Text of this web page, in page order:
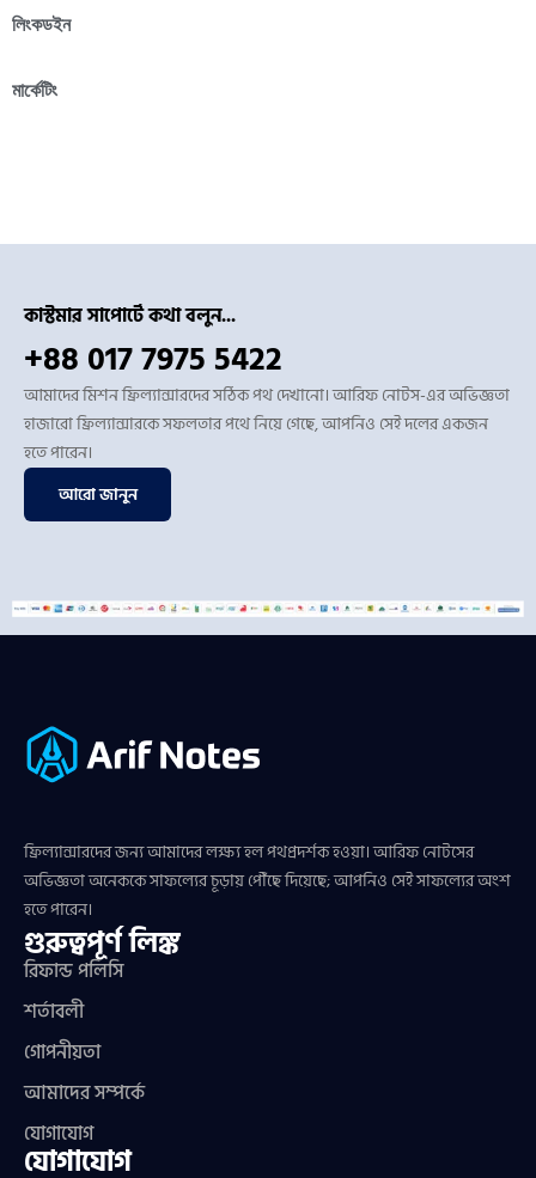
লিংকডইন
মার্কেটিং
কাস্টমার সাপোর্টে কথা বলুন...
+88 017 7975 5422
আমাদের মিশন ফ্রিল্যান্সারদের সঠিক পথ দেখানো। আরিফ নোটস-এর অভিজ্ঞতা
হাজারো ফ্রিল্যান্সারকে সফলতার পথে নিয়ে গেছে, আপনিও সেই দলের একজন
হতে পারেন।
আরো জানুন
ফ্রিল্যান্সারদের জন্য আমাদের লক্ষ্য হল পথপ্রদর্শক হওয়া। আরিফ নোটসের
অভিজ্ঞতা অনেককে সাফল্যের চূড়ায় পৌঁছে দিয়েছে; আপনিও সেই সাফল্যের অংশ
হতে পারেন।
গুরুত্বপূর্ণ লিঙ্ক
রিফান্ড পলিসি
শর্তাবলী
গোপনীয়তা
আমাদের সম্পর্কে
যোগাযোগ
যোগাযোগ